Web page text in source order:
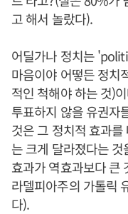
고 해서 놀랐다).
어딜가나 정치는
마음이야 어떻든 정치
적인 척해야 하는 것)
투표하지 않을 유권자
것은 그 정치적 효과
는 크게 달라졌다는
효과가 역효과보다 큰
라델피아주의 가톨릭
다).